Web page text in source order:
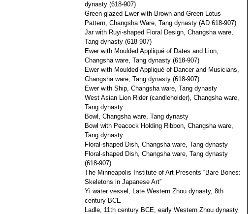
dynasty (618-907)
Green-glazed Ewer with Brown and Green Lotus
Pattern, Changsha Ware, Tang dynasty (AD 618-907)
Jar with Ruyi-shaped Floral Design, Changsha ware,
Tang dynasty (618-907)
Ewer with Moulded Appliqué of Dates and Lion,
Changsha ware, Tang dynasty (618-907)
Ewer with Moulded Appliqué of Dancer and Musicians,
Changsha ware, Tang dynasty (618-907)
Ewer with Ship, Changsha ware, Tang dynasty
West Asian Lion Rider (candleholder), Changsha ware,
Tang dynasty
Bowl, Changsha ware, Tang dynasty
Bowl with Peacock Holding Ribbon, Changsha ware,
Tang dynasty
Floral-shaped Dish, Changsha ware, Tang dynasty
Floral-shaped Dish, Changsha ware, Tang dynasty
(618-907)
The Minneapolis Institute of Art Presents “Bare Bones:
Skeletons in Japanese Art”
Yi water vessel, Late Western Zhou dynasty, 8th
century BCE
Ladle, 11th century BCE, early Western Zhou dynasty